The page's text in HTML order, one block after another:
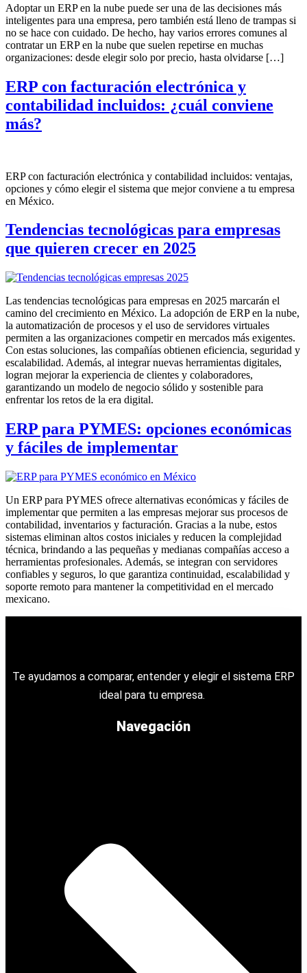
Adoptar un ERP en la nube puede ser una de las decisiones más
inteligentes para una empresa, pero también está lleno de trampas si
no se hace con cuidado. De hecho, hay varios errores comunes al
contratar un ERP en la nube que suelen repetirse en muchas
organizaciones: desde elegir solo por precio, hasta olvidarse […]
ERP con facturación electrónica y
contabilidad incluidos: ¿cuál conviene
más?
ERP con facturación electrónica y contabilidad incluidos: ventajas,
opciones y cómo elegir el sistema que mejor conviene a tu empresa
en México.
Tendencias tecnológicas para empresas
que quieren crecer en 2025
Las tendencias tecnológicas para empresas en 2025 marcarán el
camino del crecimiento en México. La adopción de ERP en la nube,
la automatización de procesos y el uso de servidores virtuales
permiten a las organizaciones competir en mercados más exigentes.
Con estas soluciones, las compañías obtienen eficiencia, seguridad y
escalabilidad. Además, al integrar nuevas herramientas digitales,
logran mejorar la experiencia de clientes y colaboradores,
garantizando un modelo de negocio sólido y sostenible para
enfrentar los retos de la era digital.
ERP para PYMES: opciones económicas
y fáciles de implementar
Un ERP para PYMES ofrece alternativas económicas y fáciles de
implementar que permiten a las empresas mejorar sus procesos de
contabilidad, inventarios y facturación. Gracias a la nube, estos
sistemas eliminan altos costos iniciales y reducen la complejidad
técnica, brindando a las pequeñas y medianas compañías acceso a
herramientas profesionales. Además, se integran con servidores
confiables y seguros, lo que garantiza continuidad, escalabilidad y
soporte remoto para mantener la competitividad en el mercado
mexicano.
Te ayudamos a comparar, entender y elegir el sistema ERP
ideal para tu empresa.
Navegación